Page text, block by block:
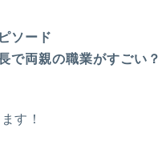
ソード
で両親の職業がすごい？
す！